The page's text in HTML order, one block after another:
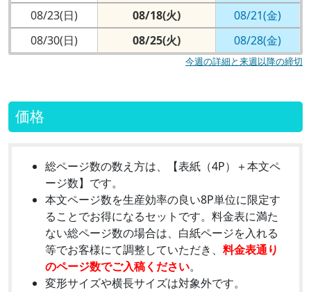
08/23(日)
08/18(火)
08/21(金)
08/30(日)
08/25(火) 08/28(金)
今週の詳細と来週以降の締切
価格
総ページ数の数え方は、【表紙（4P）＋本文ペ
ージ数】です。
本文ページ数を生産効率の良い8P単位に限定す
ることでお得になるセットです。料金表に満た
ない総ページ数の場合は、白紙ページを入れる
等でお客様にて調整していただき、 料金表通り
のページ数でご入稿ください。
変形サイズや横長サイズは対象外です。